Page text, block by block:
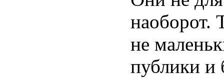
наоборот.
не
публики и